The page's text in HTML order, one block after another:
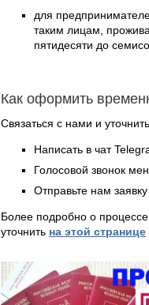
для
таким лицам,
пятидесяти до
Как оформить
Связаться с нами и
Написать в чат
Голосовой звонок
Отправьте нам
Более подробно о
уточнить на этой странице